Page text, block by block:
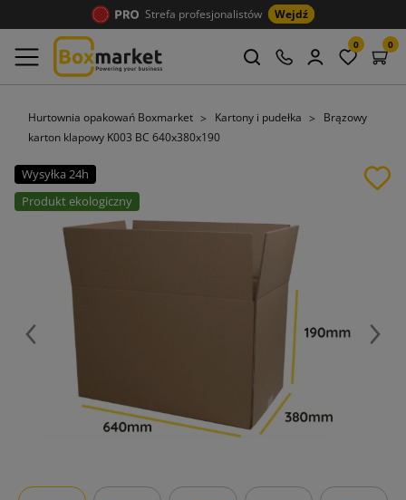
Strefa profesjonalistów Wejdź
0 0
Hurtownia opakowań Boxmarket Kartony i pudełka
Brązowy
karton klapowy K003 BC 640x380x190
Wysyłka 24h
Produkt ekologiczny
Poprzedni